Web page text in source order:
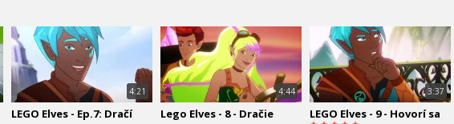
4:21
LEGO Elves - Ep.7: Dračí
4:44
Lego Elves - 8 - Dračie
3:37
LEGO Elves - 9 - Hovorí sa